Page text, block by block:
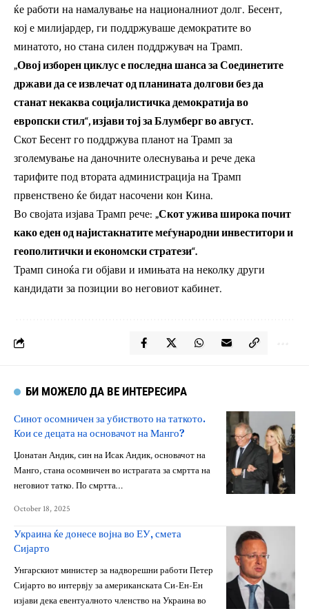
ќе работи на намалување на националниот долг. Бесент,
кој е милијардер, ги поддржуваше демократите во
минатото, но стана силен поддржувач на Трамп.
„Овој изборен циклус е последна шанса за Соединетите
држави да се извлечат од планината долгови без да
станат некаква социјалистичка демократија во
европски стил“, изјави тој за Блумберг во август.
Скот Бесент го поддржува планот на Трамп за
зголемување на даночните олеснувања и рече дека
тарифите под втората администрација на Трамп
првенствено ќе бидат насочени кон Кина.
Во својата изјава Трамп рече: „Скот ужива широка почит
како еден од најистакнатите меѓународни инвеститори и
геополитички и економски стратези“.
Трамп синоќа ги објави и имињата на неколку други
кандидати за позиции во неговиот кабинет.
БИ МОЖЕЛО ДА ВЕ ИНТЕРЕСИРА
Синот осомничен за убиството на таткото.
Кои се децата на основачот на Манго?
Џонатан Андик, син на Исак Андик, основачот на
Манго, стана осомничен во истрагата за смртта на
неговиот татко. По смртта…
October 18, 2025
Украина ќе донесе војна во ЕУ, смета
Сијарто
Унгарскиот министер за надворешни работи Петер
Сијарто во интервју за американската Си-Ен-Ен
изјави дека евентуалното членство на Украина во